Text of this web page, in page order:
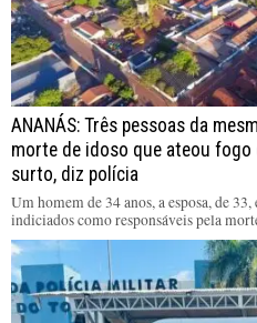
ANANÁS: Três pessoas da
morte de idoso que ateou
surto, diz polícia
Um homem de 34 anos, a esposa, de
indiciados como responsáveis pela